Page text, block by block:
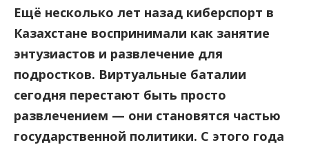
Ещё несколько лет назад киберспорт в
Казахстане воспринимали как занятие
энтузиастов и развлечение для
подростков. Виртуальные баталии
сегодня перестают быть просто
развлечением — они становятся частью
государственной политики. С этого года